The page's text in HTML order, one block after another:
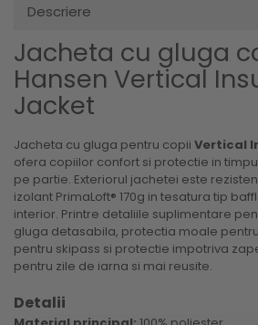
Descriere
Jacheta cu gluga
Hansen Vertical
Jacket
Jacheta cu gluga pentru copii Vertical
ofera copiilor confort si protectie in
pe partie. Exteriorul jachetei este
izolant PrimaLoft® 170g in tesatura tip
interior. Printre detaliile suplimentare
gluga detasabila, protectia moale
pentru skipass si protectie impotriva
pentru zile de iarna si mai reusite.
Detalii